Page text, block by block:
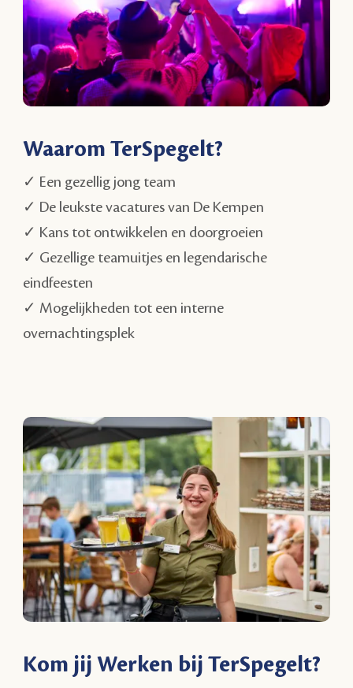
Waarom TerSpegelt?
✓ Een gezellig jong team
✓ De leukste vacatures van De Kempen
✓ Kans tot ontwikkelen en doorgroeien
✓ Gezellige teamuitjes en legendarische
eindfeesten
✓ Mogelijkheden tot een interne
overnachtingsplek
Kom jij Werken bij TerSpegelt?